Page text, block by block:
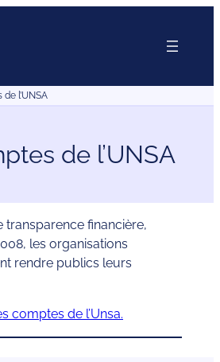
l’UNSA
de l’UNSA
transparence financière,
les organisations
rendre publics leurs
comptes de l’Unsa.